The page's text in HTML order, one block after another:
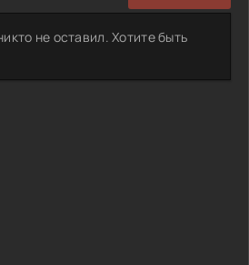
не оставил. Хотите быть